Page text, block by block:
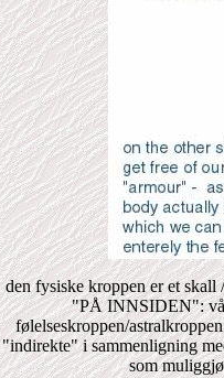
den fysiske kroppen er et
"PÅ INNSIDEN":
følelseskroppen/
"indirekte" i sammenligning
som